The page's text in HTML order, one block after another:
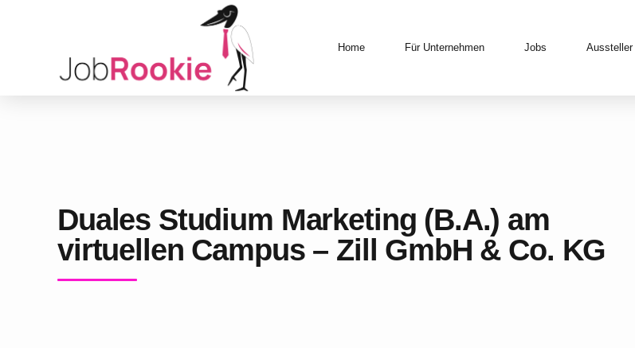
Home Für Unternehmen Jobs Aussteller
Duales Studium Marketing (B.A.) am
virtuellen Campus – Zill GmbH & Co. KG